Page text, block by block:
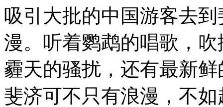
吸引大批的中国游客去
漫。听着鹦鹉的唱歌，
霾天的骚扰，还有最新
斐济可不只有浪漫，不